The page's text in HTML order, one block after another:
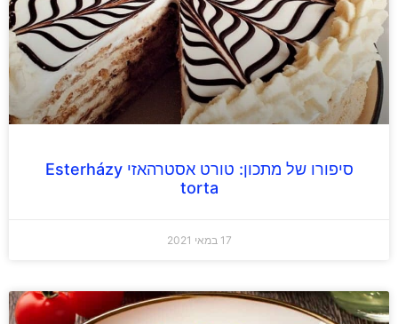
סיפורו של מתכון: טורט אסטרהאזי Esterházy
torta